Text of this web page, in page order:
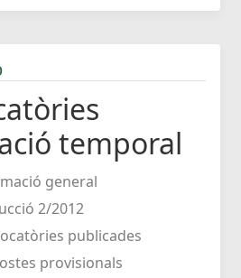
temporal
general
2/2012
publicades
provisionals